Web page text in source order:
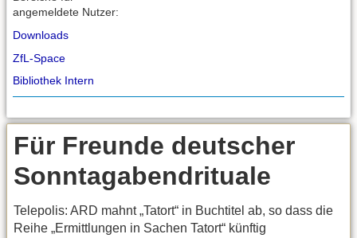
angemeldete Nutzer:
Downloads
ZfL-Space
Bibliothek Intern
Für Freunde deutscher
Sonntagabendrituale
Telepolis: ARD mahnt „Tatort“ in Buchtitel ab, so dass die
Reihe „Ermittlungen in Sachen Tatort“ künftig